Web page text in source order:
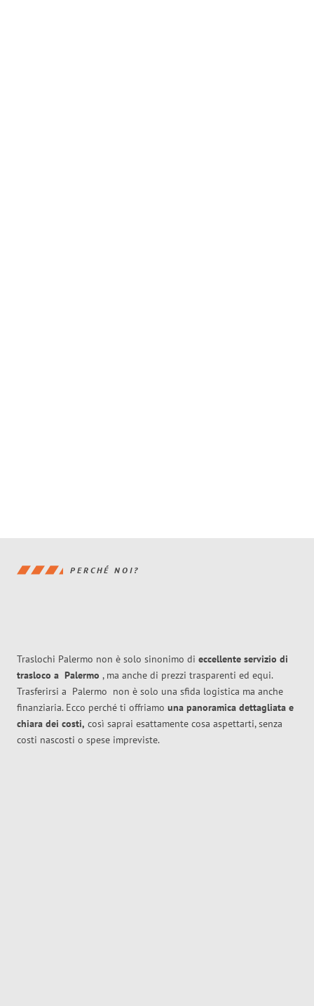
PERCHÉ NOI?
Traslochi Palermo non è solo sinonimo di eccellente servizio di
trasloco a Palermo , ma anche di prezzi trasparenti ed equi.
Trasferirsi a Palermo non è solo una sfida logistica ma anche
finanziaria. Ecco perché ti offriamo una panoramica dettagliata e
chiara dei costi, così saprai esattamente cosa aspettarti, senza
costi nascosti o spese impreviste.